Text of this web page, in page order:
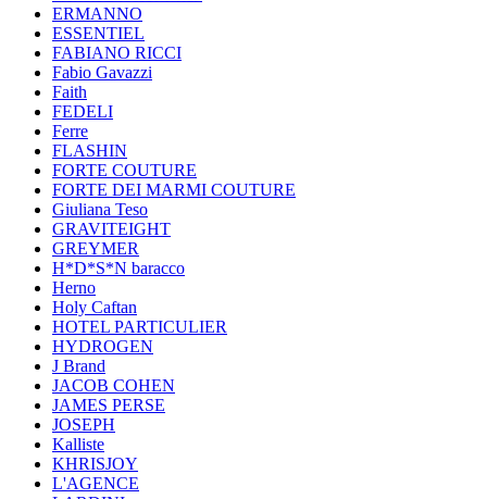
ERMANNO
ESSENTIEL
FABIANO RICCI
Fabio Gavazzi
Faith
FEDELI
Ferre
FLASHIN
FORTE COUTURE
FORTE DEI MARMI COUTURE
Giuliana Teso
GRAVITEIGHT
GREYMER
H*D*S*N baracco
Herno
Holy Caftan
HOTEL PARTICULIER
HYDROGEN
J Brand
JACOB COHEN
JAMES PERSE
JOSEPH
Kalliste
KHRISJOY
L'AGENCE